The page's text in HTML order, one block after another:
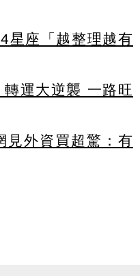
星座「越整理越有
運大逆襲 一路旺
見外資買超驚：有